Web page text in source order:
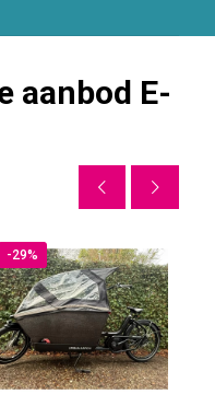
aanbod E-
-29%